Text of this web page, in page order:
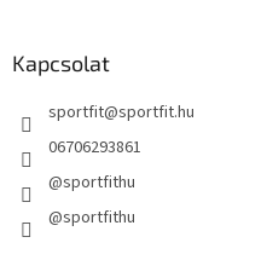
Kapcsolat
sportfit@sportfit.hu
06706293861
@sportfithu
@sportfithu